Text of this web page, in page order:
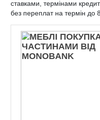
ставками, термінами
без переплат на термін до
Дитячі крісла та стільці
Дитячі стільчики
Дитячі матраци
Високоглянцеві тумби для
Тумби для ванної під
Класичні тумби у ванну
Душові піддони
Унітази
Аксесуари для ванної та
Тумби офісні під техніку